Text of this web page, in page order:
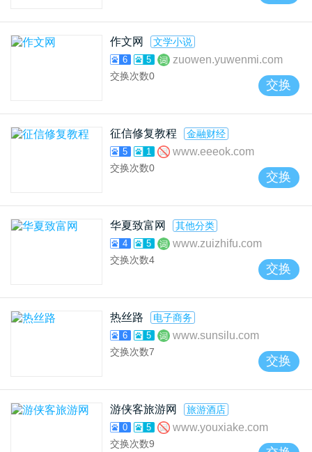
作文网 文学小说
6 5 zuowen.yuwenmi.com
交换次数0
交换
征信修复教程 金融财经
5 1 www.eeeok.com
交换次数0
交换
华夏致富网 其他分类
4 5 www.zuizhifu.com
交换次数4
交换
热丝路 电子商务
6 5 www.sunsilu.com
交换次数7
交换
游侠客旅游网 旅游酒店
0 5 www.youxiake.com
交换次数9